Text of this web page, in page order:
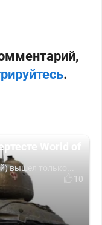
.
World of
вышел только...
10